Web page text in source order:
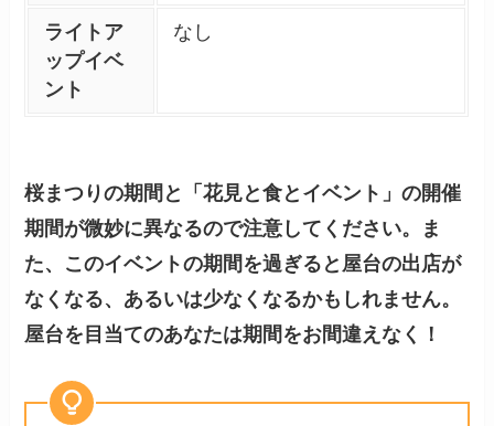
ライトア
ップイベ
ント
なし
桜まつりの期間と「花見と食とイベント」の開催
期間が微妙に異なるので注意してください。ま
た、このイベントの期間を過ぎると屋台の出店が
なくなる、あるいは少なくなるかもしれません。
屋台を目当てのあなたは期間をお間違えなく！